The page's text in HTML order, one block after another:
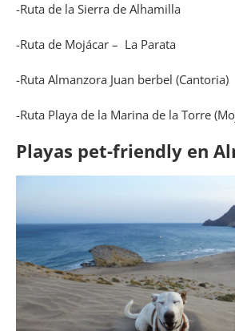
-Ruta de la Sierra de Alhamilla
-Ruta de Mojácar – La Parata
-Ruta Almanzora Juan berbel (Cantoria)
-Ruta Playa de la Marina de la Torre
Playas pet-friendly en